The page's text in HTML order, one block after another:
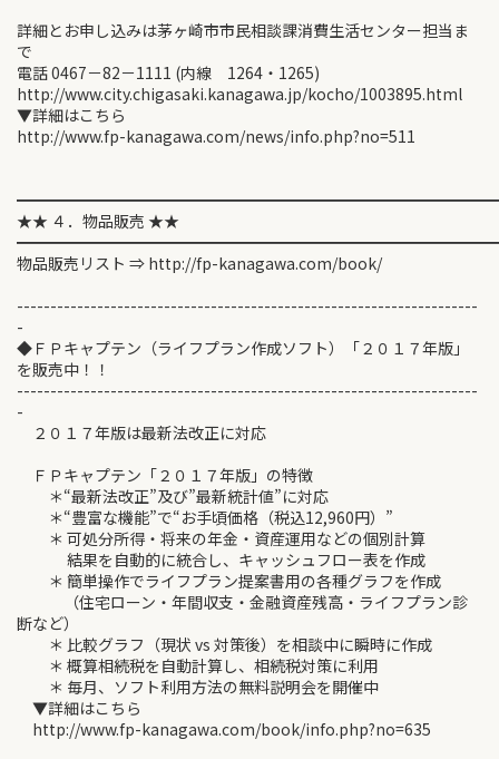
詳細とお申し込みは茅ヶ崎市市民相談課消費生活センター担当ま
で
電話 0467－82－1111 (内線 1264・1265)
http://www.city.chigasaki.kanagawa.jp/kocho/1003895.html
▼詳細はこちら
http://www.fp-kanagawa.com/news/info.php?no=511
★★ ４．物品販売 ★★
物品販売リスト ⇒ http://fp-kanagawa.com/book/
---------------------------------------------------------------------
-
◆ＦＰキャプテン（ライフプラン作成ソフト）「２０１７年版」
を販売中！！
---------------------------------------------------------------------
-
２０１７年版は最新法改正に対応
ＦＰキャプテン「２０１７年版」の特徴
＊“最新法改正”及び”最新統計値”に対応
＊“豊富な機能”で“お手頃価格（税込12,960円）”
＊ 可処分所得・将来の年金・資産運用などの個別計算
結果を自動的に統合し、キャッシュフロー表を作成
＊ 簡単操作でライフプラン提案書用の各種グラフを作成
（住宅ローン・年間収支・金融資産残高・ライフプラン診
断など）
＊ 比較グラフ（現状 vs 対策後）を相談中に瞬時に作成
＊ 概算相続税を自動計算し、相続税対策に利用
＊ 毎月、ソフト利用方法の無料説明会を開催中
▼詳細はこちら
http://www.fp-kanagawa.com/book/info.php?no=635